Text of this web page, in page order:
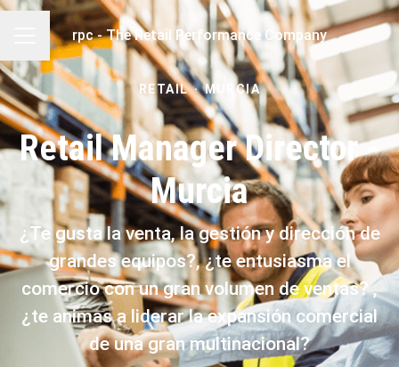
MENÚ DE EMPLEOrpc - The Retail Performance Company
RETAIL · MURCIA
Retail Manager Director -
Murcia
¿Te gusta la venta, la gestión y dirección de
grandes equipos?, ¿te entusiasma el
comercio con un gran volumen de ventas? ,
¿te animas a liderar la expansión comercial
de una gran multinacional?